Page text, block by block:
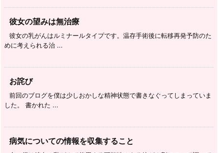
彼女の望みは無治療
彼女の乳がんはルミナールタイプです。温存手術後に転移再発予防のた
めに考えられる治 ...
お詫び
前回のブログを僕は少しおかしな精神状態で書きなぐってしまっていま
した。 書かれた ...
病気についての情報を収集すること